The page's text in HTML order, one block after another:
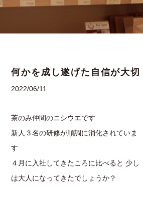
何かを成し遂げた自信が大切
2022/06/11
茶のみ仲間のニシウエです
新人３名の研修が順調に消化されていま
す
４月に入社してきたころに比べると 少し
は大人になってきたでしょうか？